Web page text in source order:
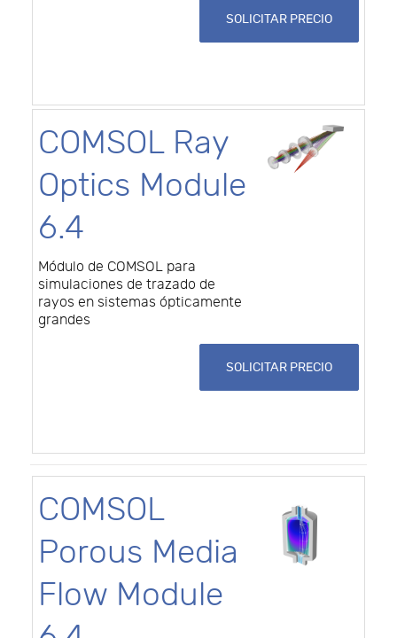
SOLICITAR PRECIO
COMSOL Ray
Optics Module
6.4
Módulo de COMSOL para
simulaciones de trazado de
rayos en sistemas ópticamente
grandes
SOLICITAR PRECIO
COMSOL
Porous Media
Flow Module